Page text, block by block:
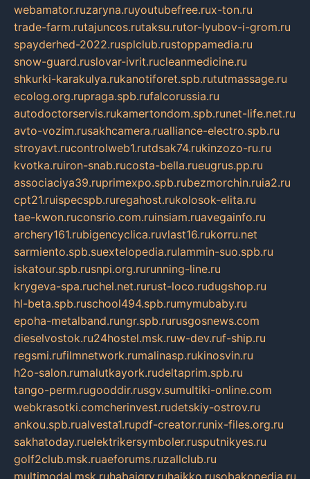
webamator.ruzaryna.ruyoutubefree.rux-ton.ru
trade-farm.rutajuncos.rutaksu.rutor-lyubov-i-grom.ru
spayderhed-2022.rusplclub.rustoppamedia.ru
snow-guard.ruslovar-ivrit.rucleanmedicine.ru
shkurki-karakulya.rukanotiforet.spb.rututmassage.ru
ecolog.org.rupraga.spb.rufalcorussia.ru
autodoctorservis.rukamertondom.spb.runet-life.net.ru
avto-vozim.rusakhcamera.rualliance-electro.spb.ru
stroyavt.rucontrolweb1.rutdsak74.rukinzozo-ru.ru
kvotka.ruiron-snab.rucosta-bella.rueugrus.pp.ru
associaciya39.ruprimexpo.spb.rubezmorchin.ruia2.ru
cpt21.ruispecspb.ruregahost.rukolosok-elita.ru
tae-kwon.ruconsrio.com.ruinsiam.ruavegainfo.ru
archery161.rubigencyclica.ruvlast16.rukorru.net
sarmiento.spb.suextelopedia.rulammin-suo.spb.ru
iskatour.spb.rusnpi.org.rurunning-line.ru
krygeva-spa.ruchel.net.rurust-loco.rudugshop.ru
hl-beta.spb.ruschool494.spb.rumymubaby.ru
epoha-metalband.rungr.spb.rurusgosnews.com
dieselvostok.ru24hostel.msk.ruw-dev.ruf-ship.ru
regsmi.rufilmnetwork.rumalinasp.rukinosvin.ru
h2o-salon.rumalutkayork.rudeltaprim.spb.ru
tango-perm.rugooddir.rusgv.sumultiki-online.com
webkrasotki.comcherinvest.rudetskiy-ostrov.ru
ankou.spb.rualvesta1.rupdf-creator.runix-files.org.ru
sakhatoday.ruelektrikersymboler.rusputnikyes.ru
golf2club.msk.ruaeforums.ruzallclub.ru
multimodal.msk.ruhabaigry.ruhaikko.rusobakopedia.ru